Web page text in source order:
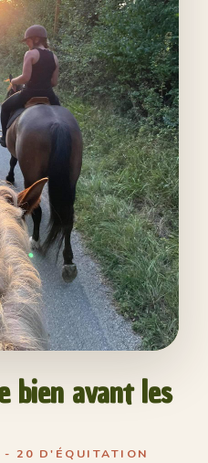
bien avant les
20 D'ÉQUITATION